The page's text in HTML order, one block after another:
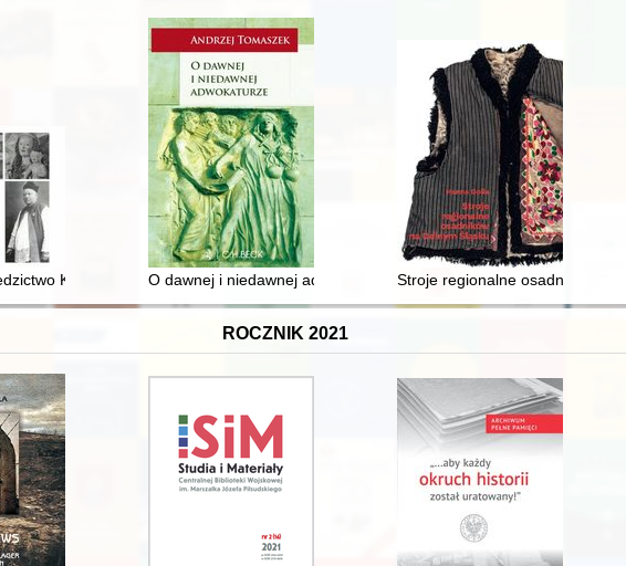
: sprawy Jarosza Wołłowicza
Kościana : pieśń mojego życia : ksiądz prałat dr Józef Surzyński
O dawnej i niedawnej adwokaturze Stroje regionalne osadników na
ROCZNIK 2021